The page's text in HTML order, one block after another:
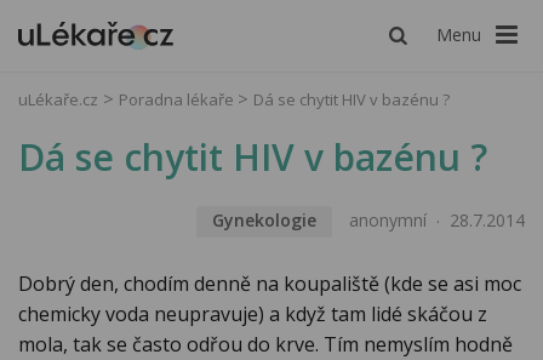
Menu
uLékaře.cz Poradna lékaře Dá se chytit HIV v bazénu ?
Dá se chytit HIV v bazénu ?
Gynekologie anonymní 28.7.2014
Dobrý den, chodím denně na koupaliště (kde se asi moc
chemicky voda neupravuje) a když tam lidé skáčou z
mola, tak se často odřou do krve. Tím nemyslím hodně